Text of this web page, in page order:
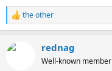
R
e
k
the other
rednag
Well-known member